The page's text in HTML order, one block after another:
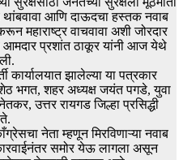
आणि दाऊदचा हस्तक नवाब
महाराष्ट्र वाचवावा अशी जोरदार
आमदार प्रशांत ठाकूर यांनी आज येथे
कार्यालयात झालेल्या या पत्रकार
भगत, शहर अध्यक्ष जयंत पगडे, युवा
उत्तर रायगड जिल्हा प्रसिद्धी
नेता म्हणून मिरविणाऱ्या नवाब
समोर येऊ लागला असून